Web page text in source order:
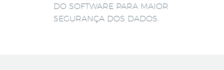
DO SOFTWARE PARA MAIOR
SEGURANÇA DOS DADOS.